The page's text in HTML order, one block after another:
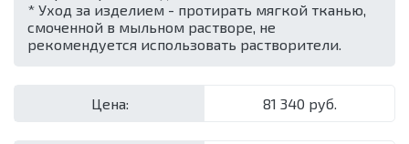
* Уход за изделием - протирать мягкой тканью,
смоченной в мыльном растворе, не
рекомендуется использовать растворители.
Цена: 81 340 руб.